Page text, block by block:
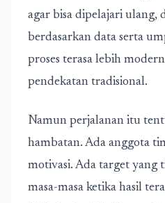
agar bisa dipelajari ulang,
berdasarkan data serta
proses terasa lebih
pendekatan tradisional.
Namun perjalanan itu
hambatan. Ada anggota
motivasi. Ada target yang
masa-masa ketika hasil